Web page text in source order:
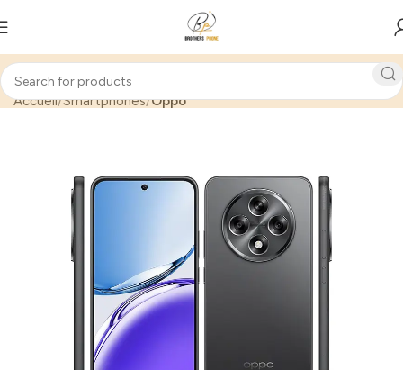
Accueil Smartphones Oppo